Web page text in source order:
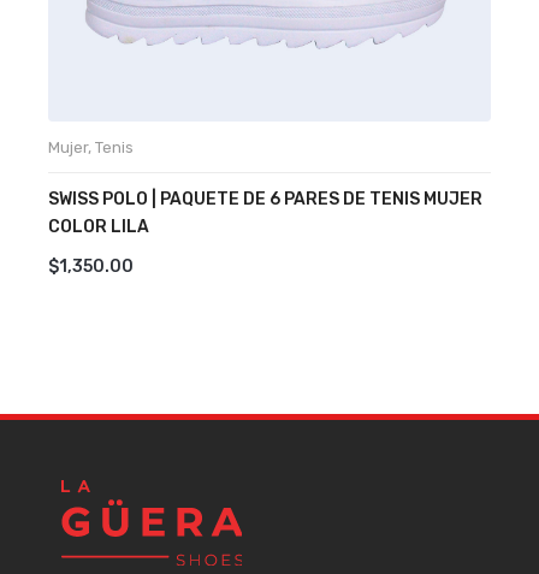
Mujer, Tenis
SWISS POLO | PAQUETE DE 6 PARES DE TENIS MUJER
COLOR LILA
$1,350.00